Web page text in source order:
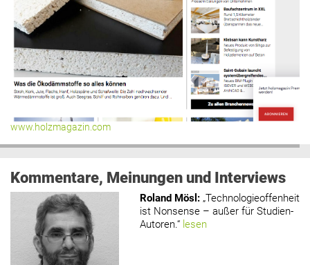
www.holzmagazin.com
Kommentare, Meinungen und Interviews
Roland Mösl : „Technologieoffenheit
ist Nonsense – außer für Studien-
Autoren.“ lesen